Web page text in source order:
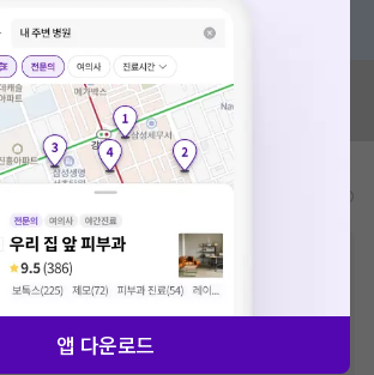
원정보가 있나요?
주세요!
비급여/급여 진료란?
,추가비용 등으로 실제 가격과 상이할 수 있으니, 정확
에 직접 문의해주세요.
건강보험심사평가원에 고지되어 있는 급여 진료 기준 가
된 복합적인 비용이 추가되어, 병원마다 금액이 다르게
바랍니다.)
VAT 포함
앱 다운로드